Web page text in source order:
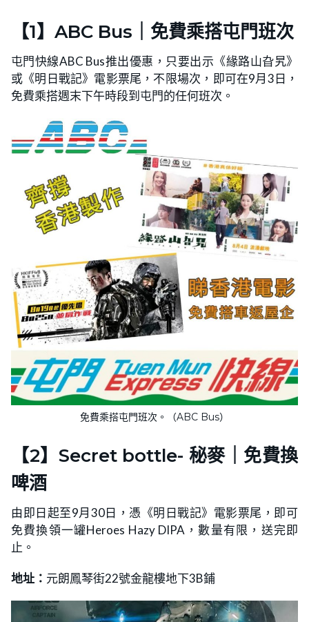
【1】ABC Bus｜免費乘搭屯門班次
屯門快線ABC Bus推出優惠，只要出示《緣路山旮旯》
或《明日戰記》電影票尾，不限場次，即可在9月3日，
免費乘搭週末下午時段到屯門的任何班次。
免費乘搭屯門班次。（ABC Bus）
【2】Secret bottle- 秘麥｜免費換
啤酒
由即日起至9月30日，憑《明日戰記》電影票尾，即可
免費換領一罐Heroes Hazy DIPA，數量有限，送完即
止。
地址： 元朗鳳琴街22號金龍樓地下3B鋪